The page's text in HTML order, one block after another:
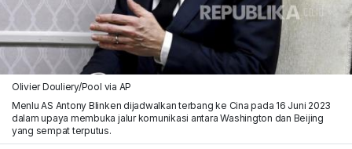
Olivier Douliery/Pool via AP
Menlu AS Antony Blinken dijadwalkan terbang ke Cina pada 16 Juni 2023
dalam upaya membuka jalur komunikasi antara Washington dan Beijing
yang sempat terputus.